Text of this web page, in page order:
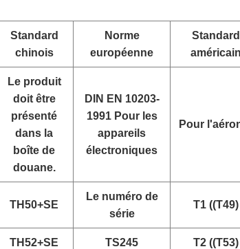
Standard
chinois
Norme
européenne
Standard
américain
Le produit
doit être
présenté
dans la
boîte de
douane.
DIN EN 10203-
1991 Pour les
appareils
électroniques
Pour
TH50+SE
Le numéro de
série
T1 ((T49)
TH52+SE TS245 T2 ((T53)